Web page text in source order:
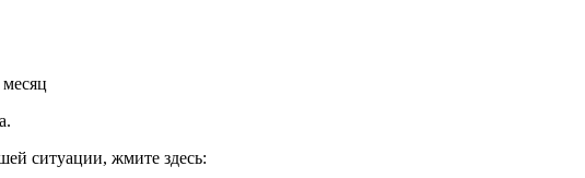
ситуации, жмите здесь: